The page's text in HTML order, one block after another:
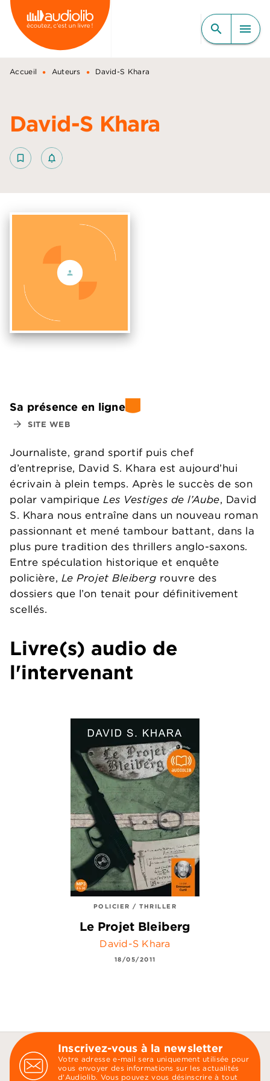
MENU RECHERCHE
CONTENU
PIED DE PAGE
search menu
Accueil • Auteurs • David-S Khara
David-S Khara
bookmark_border notifications_none_outlined
Journaliste, grand sportif puis chef
d’entreprise, David S. Khara est aujourd’hui
écrivain à plein temps. Après le succès de son
polar vampiriqueLes Vestiges de l’Aube, David
S. Khara nous entraîne dans un nouveau roman
passionnant et mené tambour battant, dans la
plus pure tradition des thrillers anglo-saxons.
Entre spéculation historique et enquête
policière, Le Projet Bleiberg rouvre des
dossiers que l’on tenait pour définitivement
scellés.
Sa présence en ligne
arrow_forward SITE WEB
Livre(s) audio de
l'intervenant
POLICIER / THRILLER
Le Projet Bleiberg
David-S Khara
18/05/2011
Inscrivez-vous à la newsletter
Votre adresse e-mail sera uniquement utilisée pour
vous envoyer des informations sur les actualités
d'Audiolib. Vous pouvez vous désinscrire à tout